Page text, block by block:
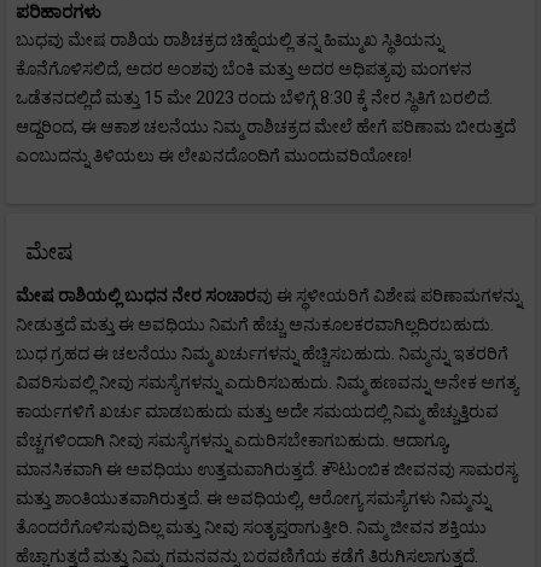
ಪರಿಹಾರಗಳು
ಬುಧವು ಮೇಷ ರಾಶಿಯ ರಾಶಿಚಕ್ರದ ಚಿಹ್ನೆಯಲ್ಲಿ ತನ್ನ ಹಿಮ್ಮುಖ ಸ್ಥಿತಿಯನ್ನು
ಕೊನೆಗೊಳಿಸಲಿದೆ, ಅದರ ಅಂಶವು ಬೆಂಕಿ ಮತ್ತು ಅದರ ಅಧಿಪತ್ಯವು ಮಂಗಳನ
ಒಡೆತನದಲ್ಲಿದೆ ಮತ್ತು 15 ಮೇ 2023 ರಂದು ಬೆಳಿಗ್ಗೆ 8:30 ಕ್ಕೆ ನೇರ ಸ್ಥಿತಿಗೆ ಬರಲಿದೆ.
ಆದ್ದರಿಂದ, ಈ ಆಕಾಶ ಚಲನೆಯು ನಿಮ್ಮ ರಾಶಿಚಕ್ರದ ಮೇಲೆ ಹೇಗೆ ಪರಿಣಾಮ ಬೀರುತ್ತದೆ
ಎಂಬುದನ್ನು ತಿಳಿಯಲು ಈ ಲೇಖನದೊಂದಿಗೆ ಮುಂದುವರಿಯೋಣ!
ಮೇಷ
ಮೇಷ ರಾಶಿಯಲ್ಲಿ ಬುಧನ ನೇರ ಸಂಚಾರವು ಈ ಸ್ಥಳೀಯರಿಗೆ ವಿಶೇಷ ಪರಿಣಾಮಗಳನ್ನು
ನೀಡುತ್ತದೆ ಮತ್ತು ಈ ಅವಧಿಯು ನಿಮಗೆ ಹೆಚ್ಚು ಅನುಕೂಲಕರವಾಗಿಲ್ಲದಿರಬಹುದು.
ಬುಧ ಗ್ರಹದ ಈ ಚಲನೆಯು ನಿಮ್ಮ ಖರ್ಚುಗಳನ್ನು ಹೆಚ್ಚಿಸಬಹುದು. ನಿಮ್ಮನ್ನು ಇತರರಿಗೆ
ವಿವರಿಸುವಲ್ಲಿ ನೀವು ಸಮಸ್ಯೆಗಳನ್ನು ಎದುರಿಸಬಹುದು. ನಿಮ್ಮ ಹಣವನ್ನು ಅನೇಕ ಅಗತ್ಯ
ಕಾರ್ಯಗಳಿಗೆ ಖರ್ಚು ಮಾಡಬಹುದು ಮತ್ತು ಅದೇ ಸಮಯದಲ್ಲಿ ನಿಮ್ಮ ಹೆಚ್ಚುತ್ತಿರುವ
ವೆಚ್ಚಗಳಿಂದಾಗಿ ನೀವು ಸಮಸ್ಯೆಗಳನ್ನು ಎದುರಿಸಬೇಕಾಗಬಹುದು. ಆದಾಗ್ಯೂ,
ಮಾನಸಿಕವಾಗಿ ಈ ಅವಧಿಯು ಉತ್ತಮವಾಗಿರುತ್ತದೆ. ಕೌಟುಂಬಿಕ ಜೀವನವು ಸಾಮರಸ್ಯ
ಮತ್ತು ಶಾಂತಿಯುತವಾಗಿರುತ್ತದೆ. ಈ ಅವಧಿಯಲ್ಲಿ, ಆರೋಗ್ಯ ಸಮಸ್ಯೆಗಳು ನಿಮ್ಮನ್ನು
ತೊಂದರೆಗೊಳಿಸುವುದಿಲ್ಲ ಮತ್ತು ನೀವು ಸಂತೃಪ್ತರಾಗುತ್ತೀರಿ. ನಿಮ್ಮ ಜೀವನ ಶಕ್ತಿಯು
ಹೆಚ್ಚಾಗುತ್ತದೆ ಮತ್ತು ನಿಮ್ಮ ಗಮನವನ್ನು ಬರವಣಿಗೆಯ ಕಡೆಗೆ ತಿರುಗಿಸಲಾಗುತ್ತದೆ.